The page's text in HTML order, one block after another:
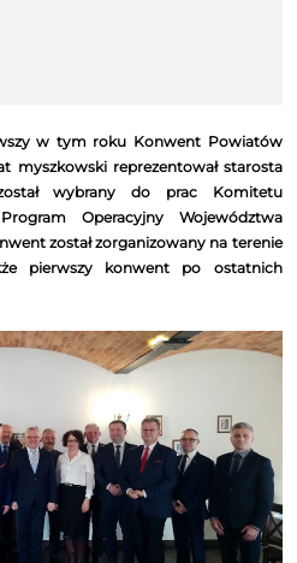
w tym roku Konwent Powiatów
myszkowski reprezentował starosta
wybrany do prac Komitetu
Operacyjny Województwa
został zorganizowany na terenie
pierwszy konwent po ostatnich